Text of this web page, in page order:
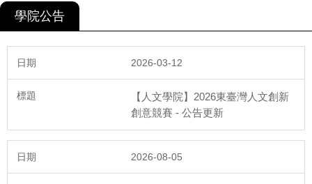
學院公告
2026-03-12
【人文學院】2026東臺灣人文創新
創意競賽 - 公告更新
2026-08-05